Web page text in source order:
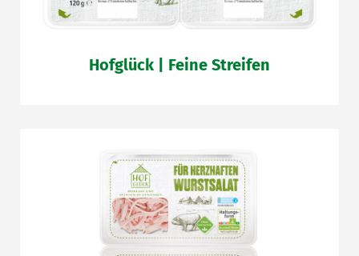
Hofglück | Feine Streifen